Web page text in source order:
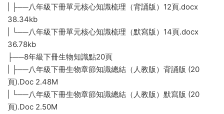
| ├──八年級下冊單元核心知識梳理（背誦版）12頁.docx
38.34kb
| └──八年級下冊單元核心知識梳理（默寫版）14頁.docx
36.78kb
├──8年級下冊生物知識點20頁
| ├──八年級下冊生物章節知識總結（人教版）背誦版 (20
頁).Doc 2.48M
| └──八年級下冊生物章節知識總結（人教版）默寫版 (20
頁).Doc 2.50M